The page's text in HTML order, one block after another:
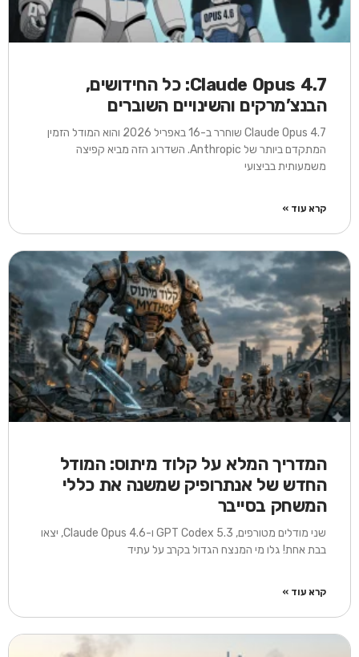
Claude Opus 4.7: כל החידושים,
הבנצ’מרקים והשינויים השוברים
Claude Opus 4.7 שוחרר ב-16 באפריל 2026 והוא המודל הזמין
המתקדם ביותר של Anthropic. השדרוג הזה מביא קפיצה
משמעותית בביצועי
קרא עוד »
המדריך המלא על קלוד מיתוס: המודל
החדש של אנתרופיק שמשנה את כללי
המשחק בסייבר
שני מודלים מטורפים, GPT Codex 5.3 ו-Claude Opus 4.6, יצאו
בבת אחת! גלו מי המנצח הגדול בקרב על עתיד
קרא עוד »